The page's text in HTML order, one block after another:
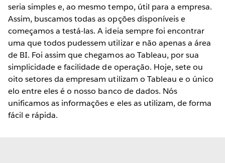
seria simples e, ao mesmo tempo, útil para a empresa.
Assim, buscamos todas as opções disponíveis e
começamos a testá-las. A ideia sempre foi encontrar
uma que todos pudessem utilizar e não apenas a área
de BI. Foi assim que chegamos ao Tableau, por sua
simplicidade e facilidade de operação. Hoje, sete ou
oito setores da empresam utilizam o Tableau e o único
elo entre eles é o nosso banco de dados. Nós
unificamos as informações e eles as utilizam, de forma
fácil e rápida.